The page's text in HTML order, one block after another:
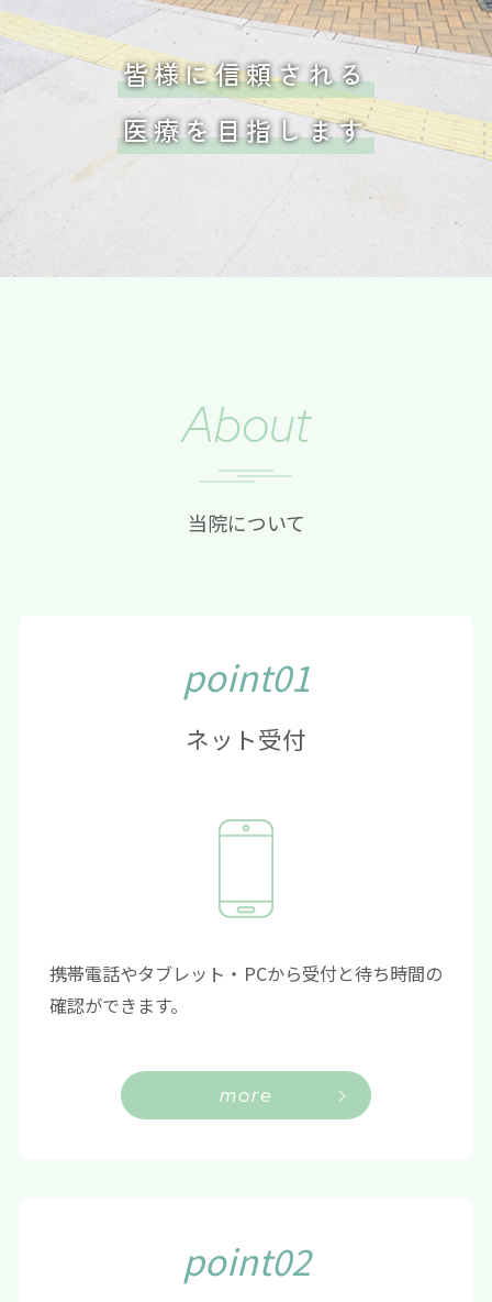
皆様に信頼される
医療を目指します
about
当院について
point01
ネット受付
携帯電話やタブレット・PCから受付と待ち時間の
確認ができます。
more
point02